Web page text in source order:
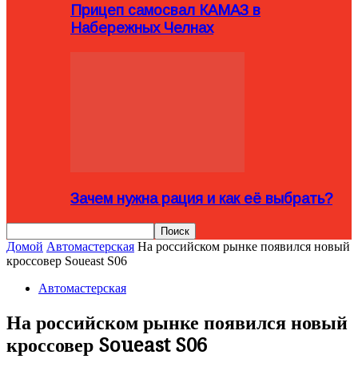
Прицеп самосвал КАМАЗ в
Набережных Челнах
Зачем нужна рация и как её выбрать?
Домой Автомастерская На российском рынке появился новый
кроссовер Soueast S06
Автомастерская
На российском рынке появился новый
кроссовер Soueast S06